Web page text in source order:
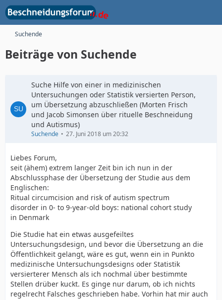
Suchende
Beiträge von Suchende
Suche Hilfe von einer in medizinischen
Untersuchungen oder Statistik versierten Person,
um Übersetzung abzuschließen (Morten Frisch
und Jacob Simonsen über rituelle Beschneidung
und Autismus)
Suchende 27. Juni 2018 um 20:32
Liebes Forum,
seit (ähem) extrem langer Zeit bin ich nun in der
Abschlussphase der Übersetzung der Studie aus dem
Englischen:
Ritual circumcision and risk of autism spectrum
disorder in 0- to 9-year-old boys: national cohort study
in Denmark
Die Studie hat ein etwas ausgefeiltes
Untersuchungsdesign, und bevor die Übersetzung an die
Öffentlichkeit gelangt, wäre es gut, wenn ein in Punkto
medizinische Untersuchungsdesigns oder Statistik
versierterer Mensch als ich nochmal über bestimmte
Stellen drüber kuckt. Es ginge nur darum, ob ich nichts
regelrecht Falsches geschrieben habe. Vorhin hat mir auch